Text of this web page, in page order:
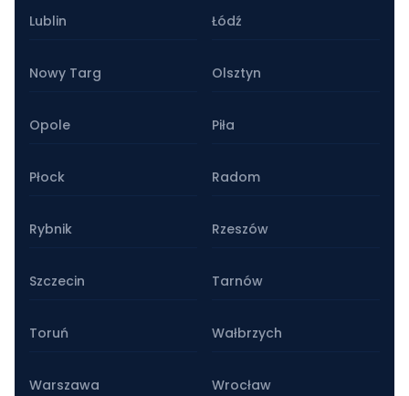
Lublin Łódź
Nowy Targ Olsztyn
Opole Piła
Płock Radom
Rybnik Rzeszów
Szczecin Tarnów
Toruń Wałbrzych
Warszawa Wrocław